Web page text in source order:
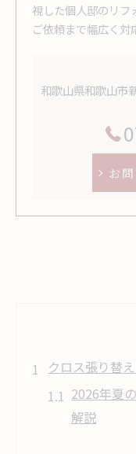
視した個人邸のリフ
ご依頼まで幅広く対
和歌山県和歌山市
お
クロス張り替
2026年夏
解説
クロス材